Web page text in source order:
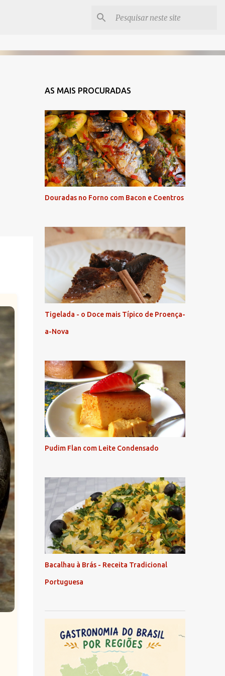
AS MAIS PROCURADAS
Douradas no Forno com Bacon e Coentros
Tigelada - o Doce mais Típico de Proença-
a-Nova
Pudim Flan com Leite Condensado
Bacalhau à Brás - Receita Tradicional
Portuguesa